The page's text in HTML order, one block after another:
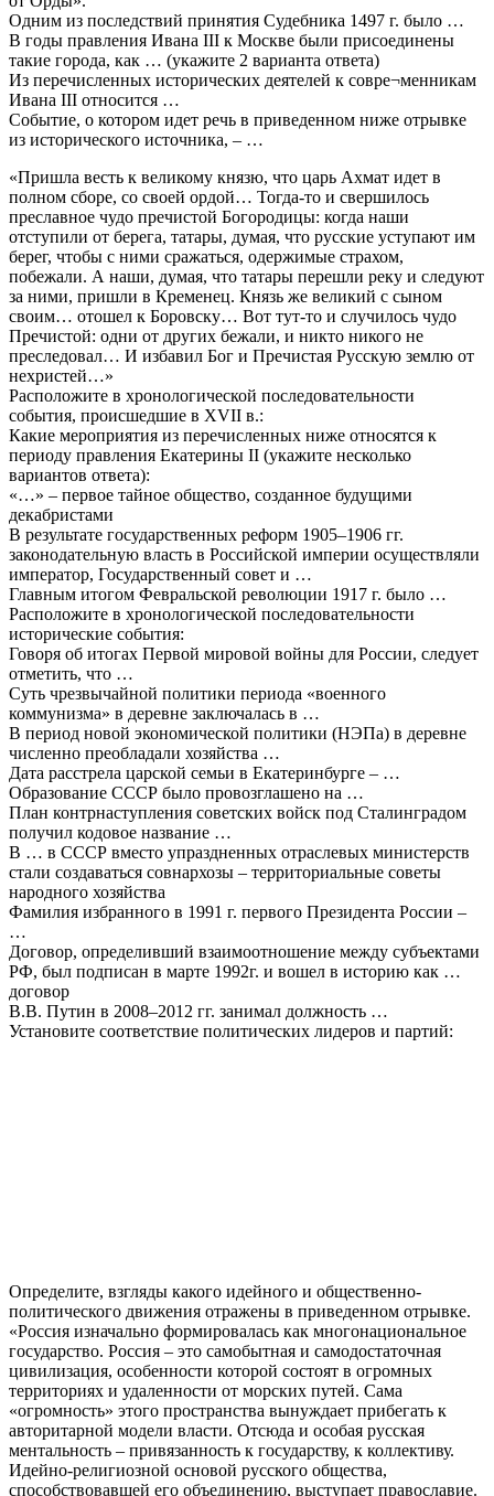
Одним из последствий принятия Судебника 1497 г. было …
В годы правления Ивана III к Москве были присоединены
такие города, как … (укажите 2 варианта ответа)
Из перечисленных исторических деятелей к совре¬менникам
Ивана III относится …
Событие, о котором идет речь в приведенном ниже отрывке
из исторического источника, – …
«Пришла весть к великому князю, что царь Ахмат идет в
полном сборе, со своей ордой… Тогда-то и свершилось
преславное чудо пречистой Богородицы: когда наши
отступили от берега, татары, думая, что русские уступают им
берег, чтобы с ними сражаться, одержимые страхом,
побежали. А наши, думая, что татары перешли реку и следуют
за ними, пришли в Кременец. Князь же великий с сыном
своим… отошел к Боровску… Вот тут-то и случилось чудо
Пречистой: одни от других бежали, и никто никого не
преследовал… И избавил Бог и Пречистая Русскую землю от
нехристей…»
Расположите в хронологической последовательности
события, происшедшие в XVII в.:
Какие мероприятия из перечисленных ниже относятся к
периоду правления Екатерины II (укажите несколько
вариантов ответа):
«…» – первое тайное общество, созданное будущими
декабристами
В результате государственных реформ 1905–1906 гг.
законодательную власть в Российской империи осуществляли
император, Государственный совет и …
Главным итогом Февральской революции 1917 г. было …
Расположите в хронологической последовательности
исторические события:
Говоря об итогах Первой мировой войны для России, следует
отметить, что …
Суть чрезвычайной политики периода «военного
коммунизма» в деревне заключалась в …
В период новой экономической политики (НЭПа) в деревне
численно преобладали хозяйства …
Дата расстрела царской семьи в Екатеринбурге – …
Образование СССР было провозглашено на …
План контрнаступления советских войск под Сталинградом
получил кодовое название …
В … в СССР вместо упраздненных отраслевых министерств
стали создаваться совнархозы – территориальные советы
народного хозяйства
Фамилия избранного в 1991 г. первого Президента России –
…
Договор, определивший взаимоотношение между субъектами
РФ, был подписан в марте 1992г. и вошел в историю как …
договор
В.В. Путин в 2008–2012 гг. занимал должность …
Установите соответствие политических лидеров и партий:
Определите, взгляды какого идейного и общественно-
политического движения отражены в приведенном отрывке.
«Россия изначально формировалась как многонациональное
государство. Россия – это самобытная и самодостаточная
цивилизация, особенности которой состоят в огромных
территориях и удаленности от морских путей. Сама
«огромность» этого пространства вынуждает прибегать к
авторитарной модели власти. Отсюда и особая русская
ментальность – привязанность к государству, к коллективу.
Идейно-религиозной основой русского общества,
способствовавшей его объединению, выступает православие.